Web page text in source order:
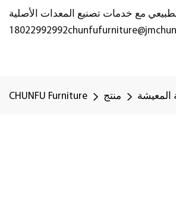
18022992992
CHUNFU Furniture منتج المعيشة